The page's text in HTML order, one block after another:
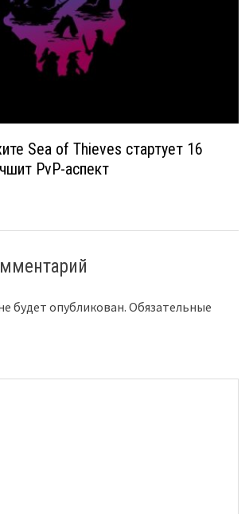
Sea of Thieves стартует 16
PvP-аспект
будет опубликован. Обязательные